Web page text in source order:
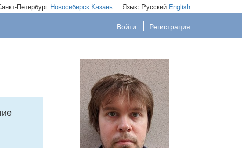
Петербург Новосибирск Казань Язык: Русский English
Войти Регистрация